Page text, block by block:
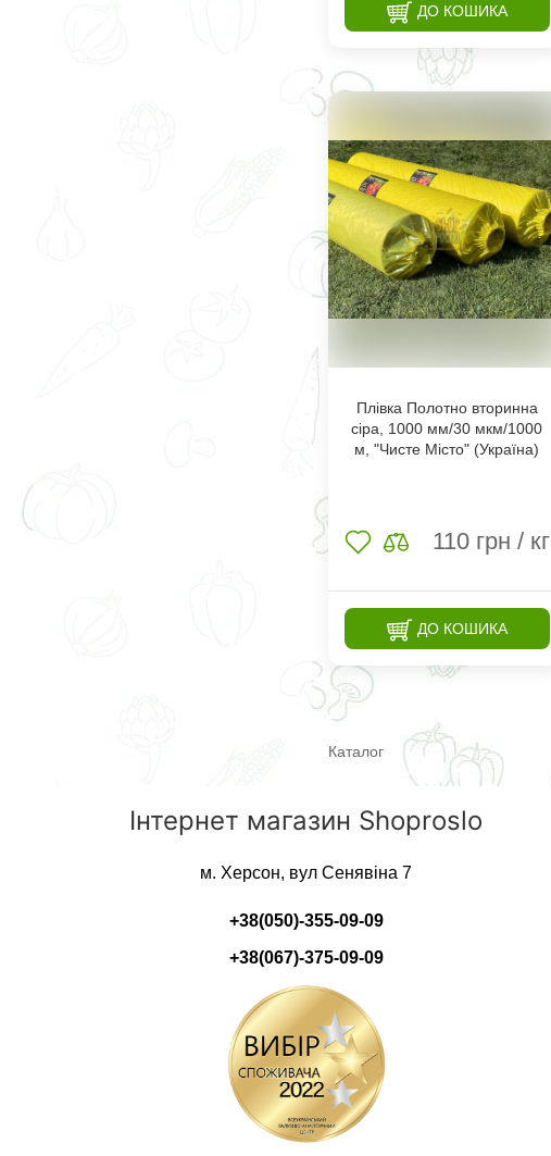
ДО КОШИКА
Плівка Полотно вторинна
сіра, 1000 мм/30 мкм/1000
м, "Чисте Місто" (Україна)
110 грн / кг
ДО КОШИКА
Каталог
Інтернет магазин Shoproslo
м. Херсон, вул Сенявіна 7
+38(050)-355-09-09
+38(067)-375-09-09